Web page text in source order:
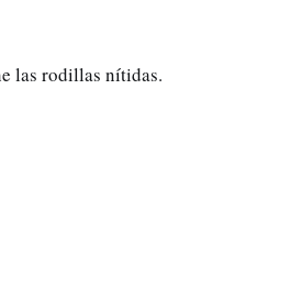
las rodillas nítidas.